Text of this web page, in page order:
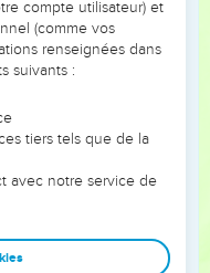
il est guéri.
Aussitôt après, il le
! Mais va te montrer au
commandé. Ainsi,
»
raconter partout, et à
reste en dehors, dans
compte utilisateur) et
(comme vos
renseignées dans
suivants :
tiers tels que de la
avec notre service de